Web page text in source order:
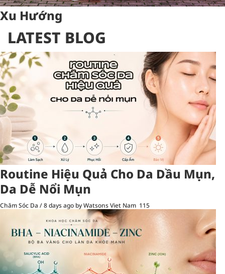
Xu Hướng
LATEST BLOG
Routine Hiệu Quả Cho Da Dầu Mụn,
Da Dễ Nổi Mụn
Chăm Sóc Da /8 days ago by Watsons Viet Nam 115